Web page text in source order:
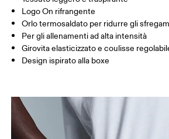
Interno gamba (taglia M) : 18 cm
Come prendere le misure
Logo On rifrangente
Orlo termosaldato per ridurre gli
Per gli allenamenti ad alta intensità
Girovita elasticizzato e coulisse
Design ispirato alla boxe